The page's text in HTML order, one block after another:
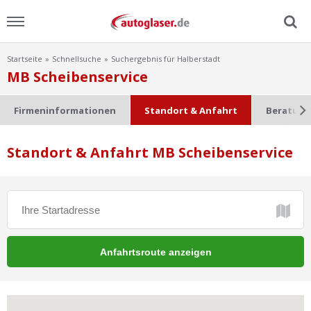
Menu
Home
Scheibensuche
Startseite Schnellsuche Suchergebnis für Halberstadt
MB Scheibenservice
Firmeninformationen Standort & Anfahrt
Standort & Anfahrt MB Scheibenservice